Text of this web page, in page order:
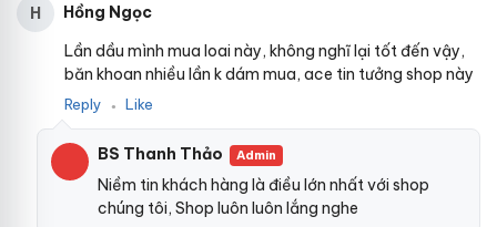
H
Hồng Ngọc
Lần dầu mình mua loai này, không nghĩ lại tốt đến vậy,
băn khoan nhiều lần k dám mua, ace tin tưởng shop này
Reply ● Like
BS Thanh Thảo Admin
Niềm tin khách hàng là điều lớn nhất với shop
chúng tôi, Shop luôn luôn lắng nghe